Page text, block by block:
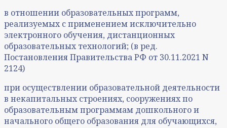
в отношении образовательных программ,
реализуемых с применением исключительно
электронного обучения, дистанционных
образовательных технологий; (в ред.
Постановления Правительства РФ от 30.11.2021 N
2124)
при осуществлении образовательной деятельности
в некапитальных строениях, сооружениях по
образовательным программам дошкольного и
начального общего образования для обучающихся,